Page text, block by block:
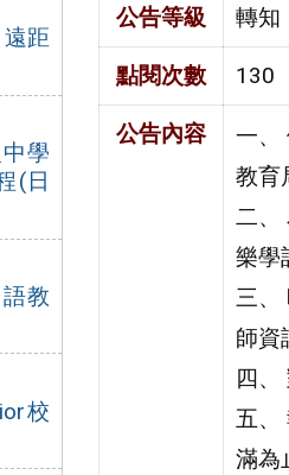
距
學
(日
教
校
公告等級 轉知
點閱次數 130
公告內容
一、
教育
二、
樂學
三、
師資
四、
五、
滿為